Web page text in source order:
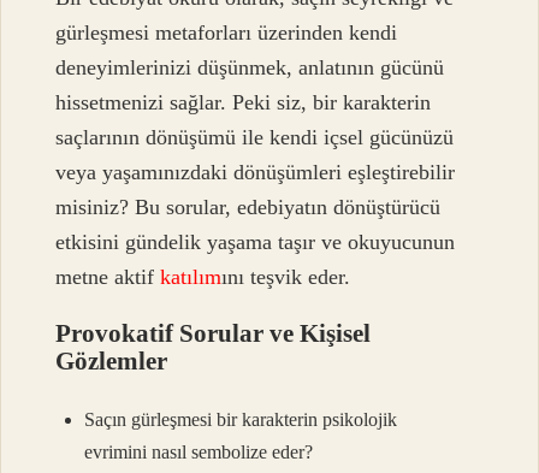
gürleşmesi metaforları üzerinden kendi
deneyimlerinizi düşünmek, anlatının gücünü
hissetmenizi sağlar. Peki siz, bir karakterin
saçlarının dönüşümü ile kendi içsel gücünüzü
veya yaşamınızdaki dönüşümleri eşleştirebilir
misiniz? Bu sorular, edebiyatın dönüştürücü
etkisini gündelik yaşama taşır ve okuyucunun
metne aktifkatılımını teşvik eder.
Provokatif Sorular ve Kişisel
Gözlemler
Saçın gürleşmesi bir karakterin psikolojik
evrimini nasıl sembolize eder?